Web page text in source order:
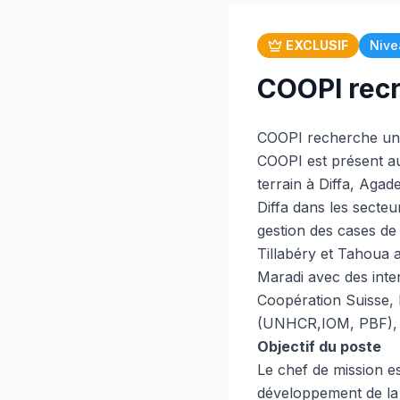
EXCLUSIF
COOPI
COOPI recherche
COOPI est présent
terrain à Diffa,
Diffa dans les
gestion des cases
Tillabéry et Tahoua
Maradi avec des
Coopération Suisse,
(UNHCR,IOM,
Objectif du poste
Le chef de mission
développement de